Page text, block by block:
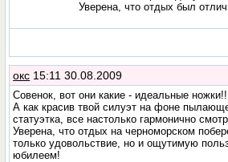
Уверена, что отдых был
окс 15:11 30.08.2009
Совенок, вот они какие - идеальные
А как красив твой силуэт на фоне
статуэтка, все настолько гармонично
Уверена, что отдых на черноморском
только удовольствие, но и ощутимую
юбилеем!